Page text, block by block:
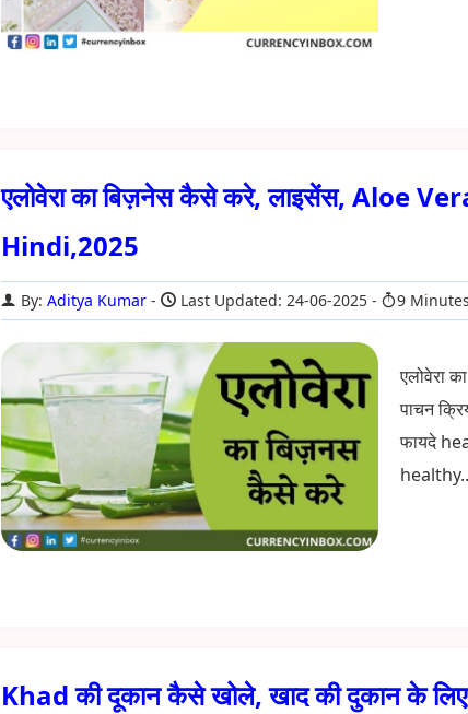
एलोवेरा का बिज़नेस कैसे करे, लाइसेंस, Aloe
Hindi,2025
By:Aditya Kumar Last Updated: 24-06-2025 9
एलोवेरा
पाचन
फायदे
Khad की दूकान कैसे खोले, खाद की दुकान के